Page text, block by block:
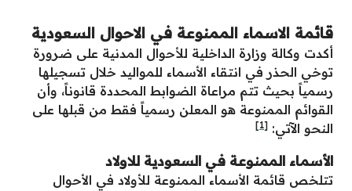
قائمة الاسماء الممنوعة في الاحوال السعودية
أكدت وكالة وزارة الداخلية للأحوال المدنية على ضرورة
توخي الحذر في انتقاء الأسماء للمواليد خلال تسجيلها
رسمياً بحيث تتم مراعاة الضوابط المحددة قانوناً، وأن
القوائم الممنوعة هو المعلن رسمياً فقط من قبلها على
النحو الآتي: [1]
الأسماء الممنوعة في السعودية للاولاد
تتلخص قائمة الأسماء الممنوعة للأولاد في الأحوال